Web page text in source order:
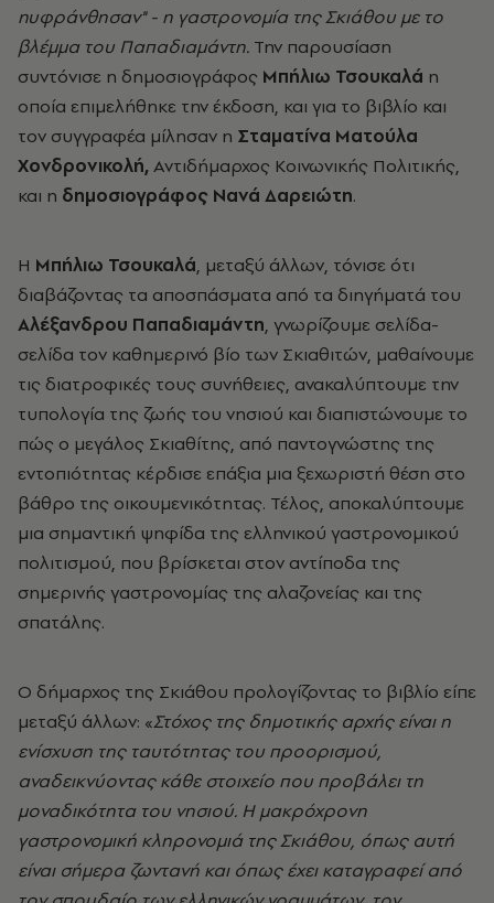
ηυφράνθησαν" - η γαστρονομία της Σκιάθου με το
βλέμμα του Παπαδιαμάντη. Την παρουσίαση
συντόνισε η δημοσιογράφος Μπήλιω Τσουκαλά η
οποία επιμελήθηκε την έκδοση, και για το βιβλίο και
τον συγγραφέα μίλησαν η Σταματίνα Ματούλα
Χονδρονικολή,Αντιδήμαρχος Κοινωνικής Πολιτικής,
και η δημοσιογράφος Νανά Δαρειώτη.
Η Μπήλιω Τσουκαλά, μεταξύ άλλων, τόνισε ότι
διαβάζοντας τα αποσπάσματα από τα διηγήματά του
Αλέξανδρου Παπαδιαμάντη, γνωρίζουμε σελίδα-
σελίδα τον καθημερινό βίο των Σκιαθιτών, μαθαίνουμε
τις διατροφικές τους συνήθειες, ανακαλύπτουμε την
τυπολογία της ζωής του νησιού και διαπιστώνουμε το
πώς ο μεγάλος Σκιαθίτης, από παντογνώστης της
εντοπιότητας κέρδισε επάξια μια ξεχωριστή θέση στο
βάθρο της οικουμενικότητας. Τέλος, αποκαλύπτουμε
μια σημαντική ψηφίδα της ελληνικού γαστρονομικού
πολιτισμού, που βρίσκεται στον αντίποδα της
σημερινής γαστρονομίας της αλαζονείας και της
σπατάλης.
Ο δήμαρχος της Σκιάθου προλογίζοντας το βιβλίο είπε
μεταξύ άλλων: «Στόχος της δημοτικής αρχής είναι η
ενίσχυση της ταυτότητας του προορισμού,
αναδεικνύοντας κάθε στοιχείο που προβάλει τη
μοναδικότητα του νησιού. Η μακρόχρονη
γαστρονομική κληρονομιά της Σκιάθου, όπως αυτή
είναι σήμερα ζωντανή και όπως έχει καταγραφεί από